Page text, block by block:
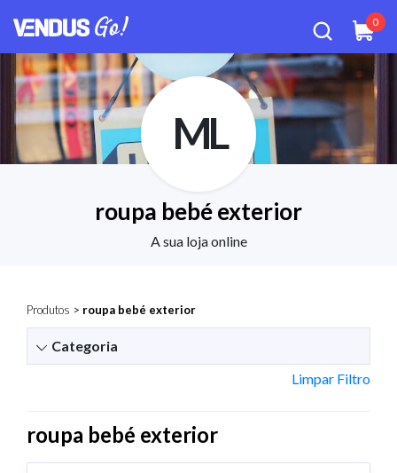
0
ML
roupa bebé exterior
A sua loja online
Produtos > roupa bebé exterior
Categoria
Limpar Filtro
roupa bebé exterior